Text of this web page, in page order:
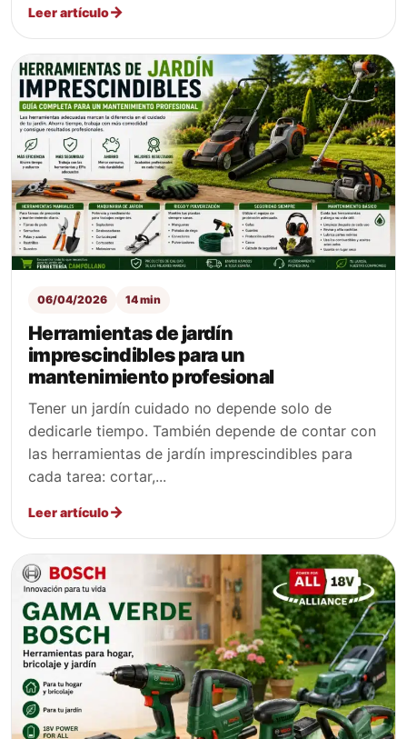
Leer artículo
06/04/2026 14 min
Herramientas de jardín
imprescindibles para un
mantenimiento profesional
Tener un jardín cuidado no depende solo de
dedicarle tiempo. También depende de contar con
las herramientas de jardín imprescindibles para
cada tarea: cortar,...
Leer artículo